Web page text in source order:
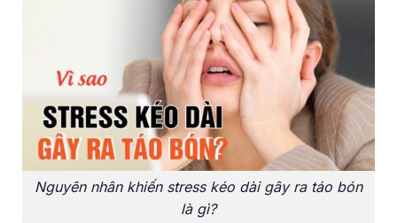
Nguyên nhân khiến stress kéo dài gây ra táo bón
là gì?